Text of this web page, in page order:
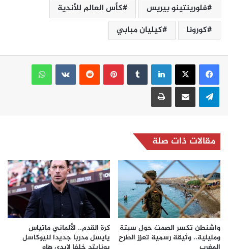
فلورينتينو بيريس
كأس العالم للأندية
كورونا
كيليان مبابي
لينكدإن بينتيريست
واتساب
تيلقرام مشاركة عبر البريد طباعة
مقالات ذات صلة
واشنطن تكسر الصمت حول سبتة
ومليلية.. وثيقة رسمية تعزز الطرح
كرة القدم.. الألماني ماتياس
يايسل مدربا جديدا لنيوكاسل